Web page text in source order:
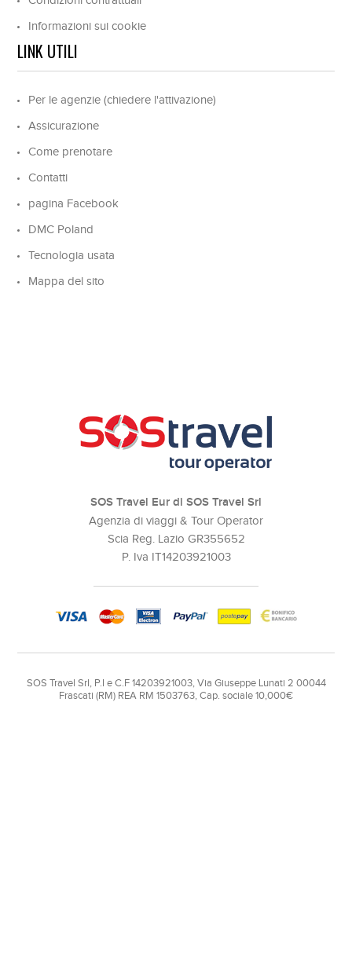
Informazioni sui cookie
LINK UTILI
Per le agenzie (chiedere l'attivazione)
Assicurazione
Come prenotare
Contatti
pagina Facebook
DMC Poland
Tecnologia usata
Mappa del sito
SOS Travel Eur di SOS Travel Srl
Agenzia di viaggi & Tour Operator
Scia Reg. Lazio GR355652
P. Iva IT14203921003
SOS Travel Srl, P.I e C.F 14203921003, Via Giuseppe Lunati 2 00044
Frascati (RM) REA RM 1503763, Cap. sociale 10,000€